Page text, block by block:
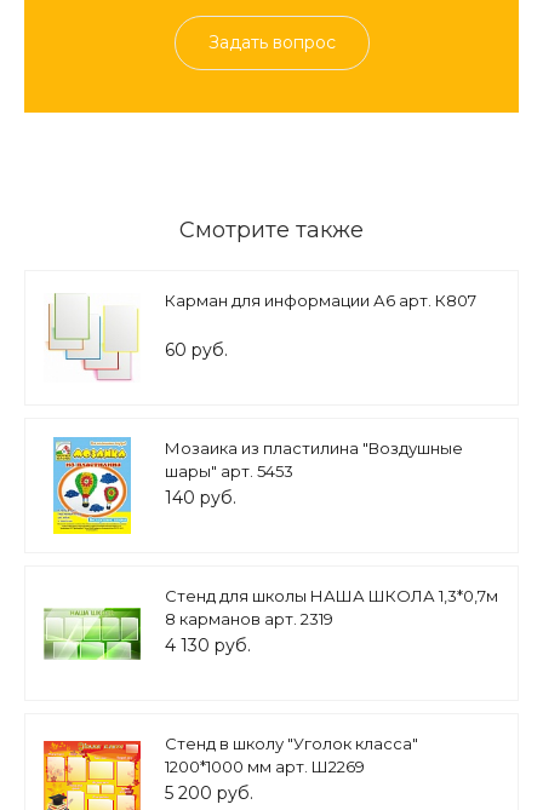
Задать вопрос
Смотрите также
Карман для информации А6 арт. К807
60 руб.
Мозаика из пластилина "Воздушные
шары" арт. 5453
140 руб.
Стенд для школы НАША ШКОЛА 1,3*0,7м
8 карманов арт. 2319
4 130 руб.
Стенд в школу "Уголок класса"
1200*1000 мм арт. Ш2269
5 200 руб.